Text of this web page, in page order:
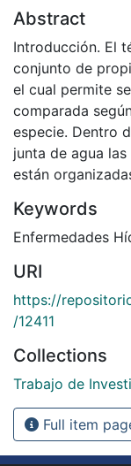
Abstract
Introducción. El
conjunto de
el cual permite
comparada
especie. Dentro
junta de agua las
están
Keywords
Enfermedades
URI
https://
/12411
Collections
Trabajo de
Full item